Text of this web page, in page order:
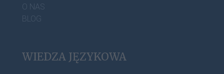
O NAS
BLOG
WIEDZA JĘZYKOWA